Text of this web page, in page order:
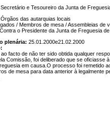
Secretário e Tesoureiro da Junta de
Órgãos das autarquias locais
/ Membros de mesa / Assembleias de
Contra o Presidente da Junta de Freguesia
plenária: 25.01.2000e21.02.2000
facto de não ter sido obtida qualquer
Comissão, foi deliberado que se oficiasse
em causa.O processo foi remetido
de mesa para data anterior à legalmente